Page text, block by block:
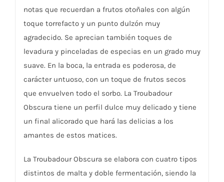
notas que recuerdan a frutos otoñales con algún
toque torrefacto y un punto dulzón muy
agradecido. Se aprecian también toques de
levadura y pinceladas de especias en un grado muy
suave. En la boca, la entrada es poderosa, de
carácter untuoso, con un toque de frutos secos
que envuelven todo el sorbo. La Troubadour
Obscura tiene un perfil dulce muy delicado y tiene
un final alicorado que hará las delicias a los
amantes de estos matices.
La Troubadour Obscura se elabora con cuatro tipos
distintos de malta y doble fermentación, siendo la